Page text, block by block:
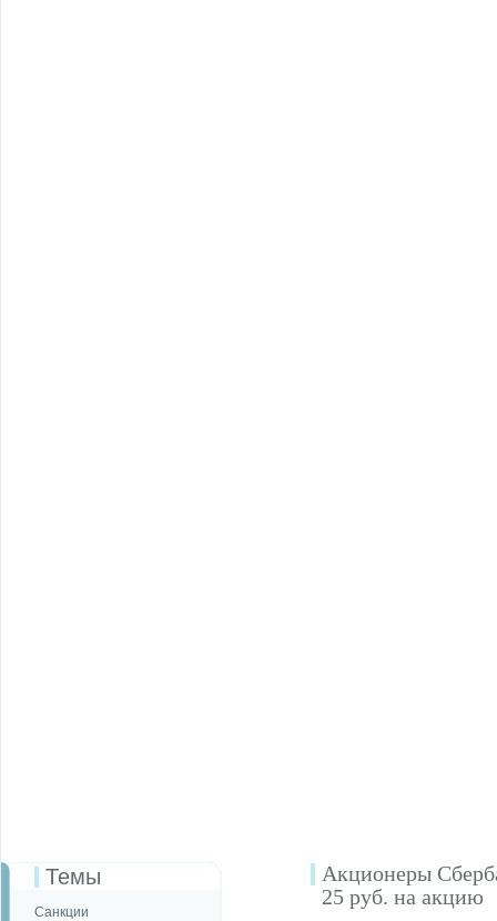
Темы
Санкции
Акционеры
25 руб. на акцию